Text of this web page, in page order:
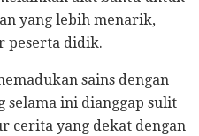
yang lebih menarik,
peserta didik.
sains dengan
selama ini dianggap sulit
cerita yang dekat dengan